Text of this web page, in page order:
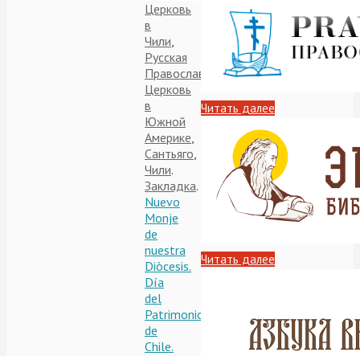
Церковь
в
Чили,
Русская
Православная
Церковь
в
Южной
Америке,
Сантьяго,
Чили.
Закладка.
Nuevo
Monje
de
nuestra
Diòcesis.
Día
del
Patrimonio
de
Chile.
Читать далее
Читать далее